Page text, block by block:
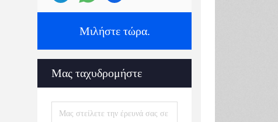
Μιλήστε τώρα.
Μας ταχυδρομήστε